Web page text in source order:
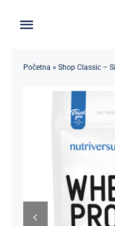
Toggle
Home
Štedljivko POPUSTI 5-50%
Početna » Shop Classic –